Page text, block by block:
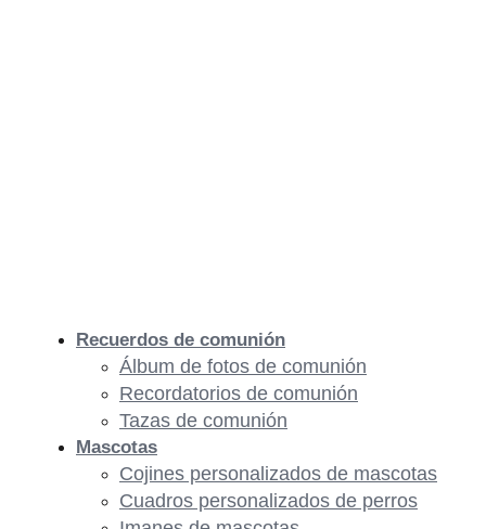
Recuerdos de comunión
Álbum de fotos de comunión
Recordatorios de comunión
Tazas de comunión
Mascotas
Cojines personalizados de mascotas
Cuadros personalizados de perros